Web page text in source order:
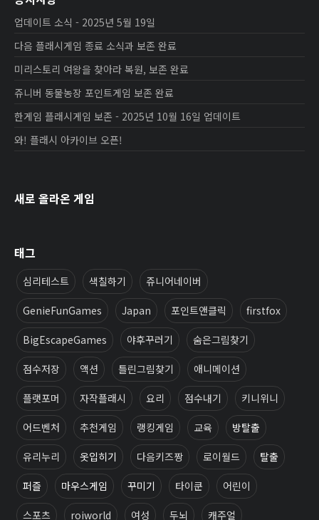
업데이트 소식 - 2025년 5월 19일
다음 플래시게임 종료 소식과 보존 완료
미리스토리 여왕을 찾아라 복원, 보존 완료
쥬니버 동물농장 포인트게임 보존 완료
한게임 플래시게임 보존 - 2025년 10월 16일 업데이트
와! 플래시 아카이브 오픈!
새로 올라온 게임
태그
심리테스트 색칠하기 쥬니어네이버
GenieFunGames Japan 포인트앤클릭 firstfox
BigEscapeGames 야후꾸러기 숨은그림찾기
점수저장 액션 틀린그림찾기 애니메이션
플랫포머 자작플래시 요리 점수내기 키니위니
어드벤처 추천게임 랭킹게임 교육 방탈출
유리누리 옷입히기 다음키즈짱 로이월드 탈출
퍼즐 마우스게임 꾸미기 타이쿤 어린이
스포츠 roiworld 여성 두뇌 캐주얼